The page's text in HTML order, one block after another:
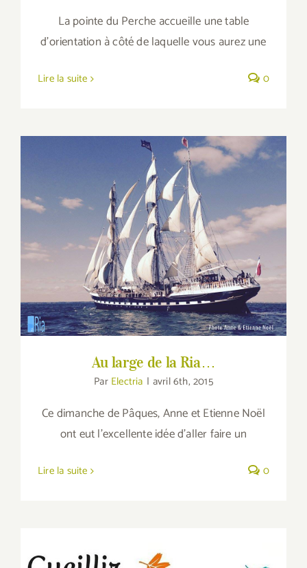
La pointe du Perche accueille une table
d'orientation à côté de laquelle vous aurez une
Lire la suite 0
Au large de la Ria…
Au large de la Ria…
Par Electria | avril 6th, 2015
Ce dimanche de Pâques, Anne et Etienne Noël
ont eut l'excellente idée d'aller faire un
Lire la suite 0